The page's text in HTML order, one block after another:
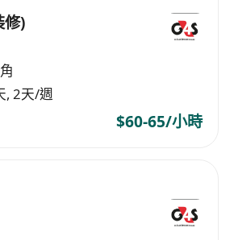
修)
, 2天/週
$60-65/小時